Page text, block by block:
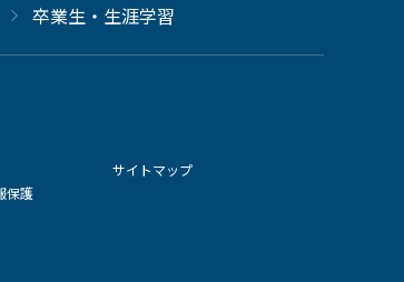
卒業生・生涯学習
保護
サイトマップ